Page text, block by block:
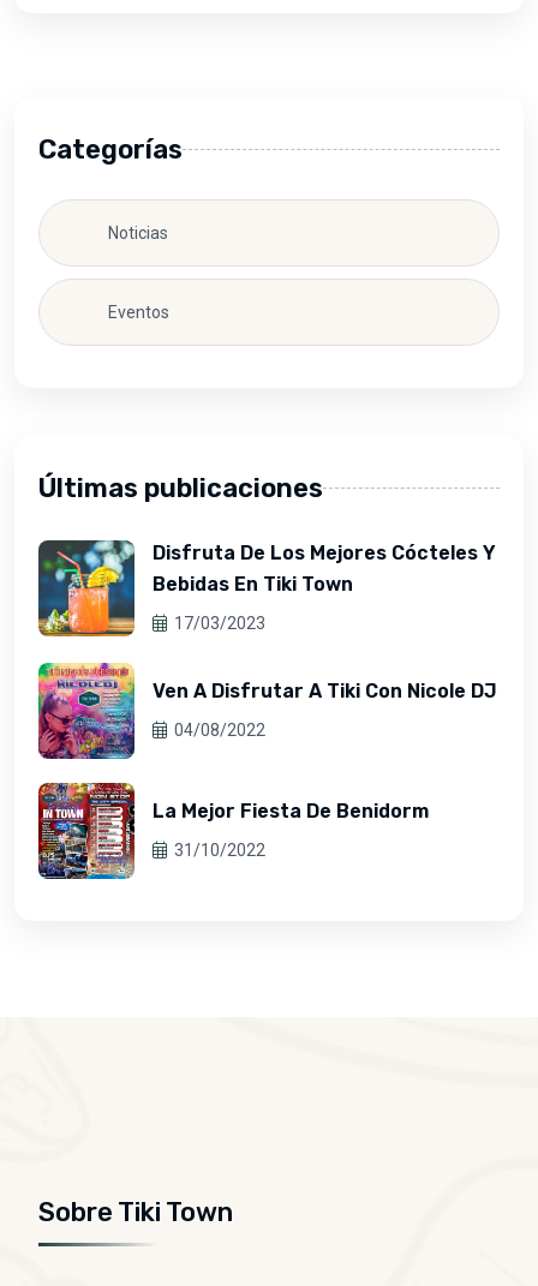
Categorías
Noticias
Eventos
Últimas publicaciones
Disfruta De Los Mejores Cócteles Y
Bebidas En Tiki Town
17/03/2023
Ven A Disfrutar A Tiki Con Nicole DJ
04/08/2022
La Mejor Fiesta De Benidorm
31/10/2022
Sobre Tiki Town